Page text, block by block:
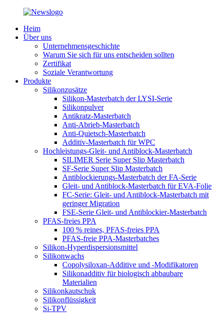
Heim
Über uns
Unternehmensgeschichte
Warum Sie sich für uns entscheiden sollten
Zertifikat
Soziale Verantwortung
Produkte
Silikonzusätze
Silikon-Masterbatch der LYSI-Serie
Silikonpulver
Antikratz-Masterbatch
Anti-Abrieb-Masterbatch
Anti-Quietsch-Masterbatch
Additiv-Masterbatch für WPC
Hochleistungs-Gleit- und Antiblock-Masterbatch
SILIMER Serie Super Slip Masterbatch
SF-Serie Super Slip Masterbatch
Antiblockierungs-Masterbatch der FA-Serie
Gleit- und Antiblock-Masterbatch für EVA-Folie
FC-Serie: Gleit- und Antiblock-Masterbatch mit
geringer Migration
FSE-Serie Gleit- und Antiblockier-Masterbatch
PFAS-freies PPA
100 % reines, PFAS-freies PPA
PFAS-freie PPA-Masterbatches
Silikon-Hyperdispersionsmittel
Silikonwachs
Copolysiloxan-Additive und -Modifikatoren
Silikonadditiv für biologisch abbaubare
Materialien
Silikonkautschuk
Silikonflüssigkeit
Si-TPV